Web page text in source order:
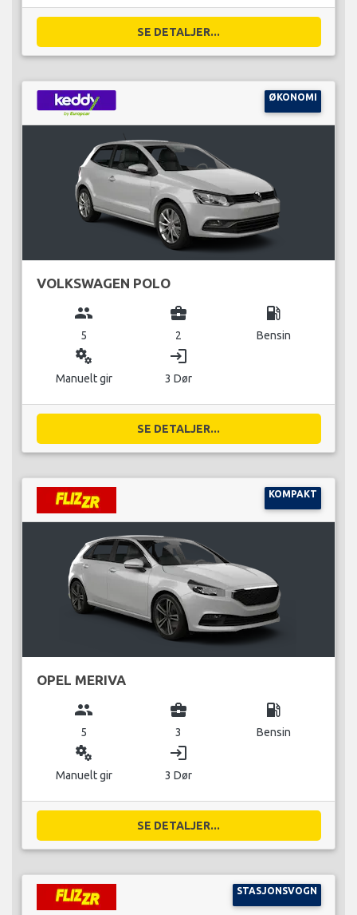
SE DETALJER...
ØKONOMI
VOLKSWAGEN POLO
group
5
business_center
2
local_gas_station
Bensin
miscellaneous_services
Manuelt gir
login
3 Dør
SE DETALJER...
KOMPAKT
OPEL MERIVA
group
5
business_center
3
local_gas_station
Bensin
miscellaneous_services
Manuelt gir
login
3 Dør
SE DETALJER...
STASJONSVOGN